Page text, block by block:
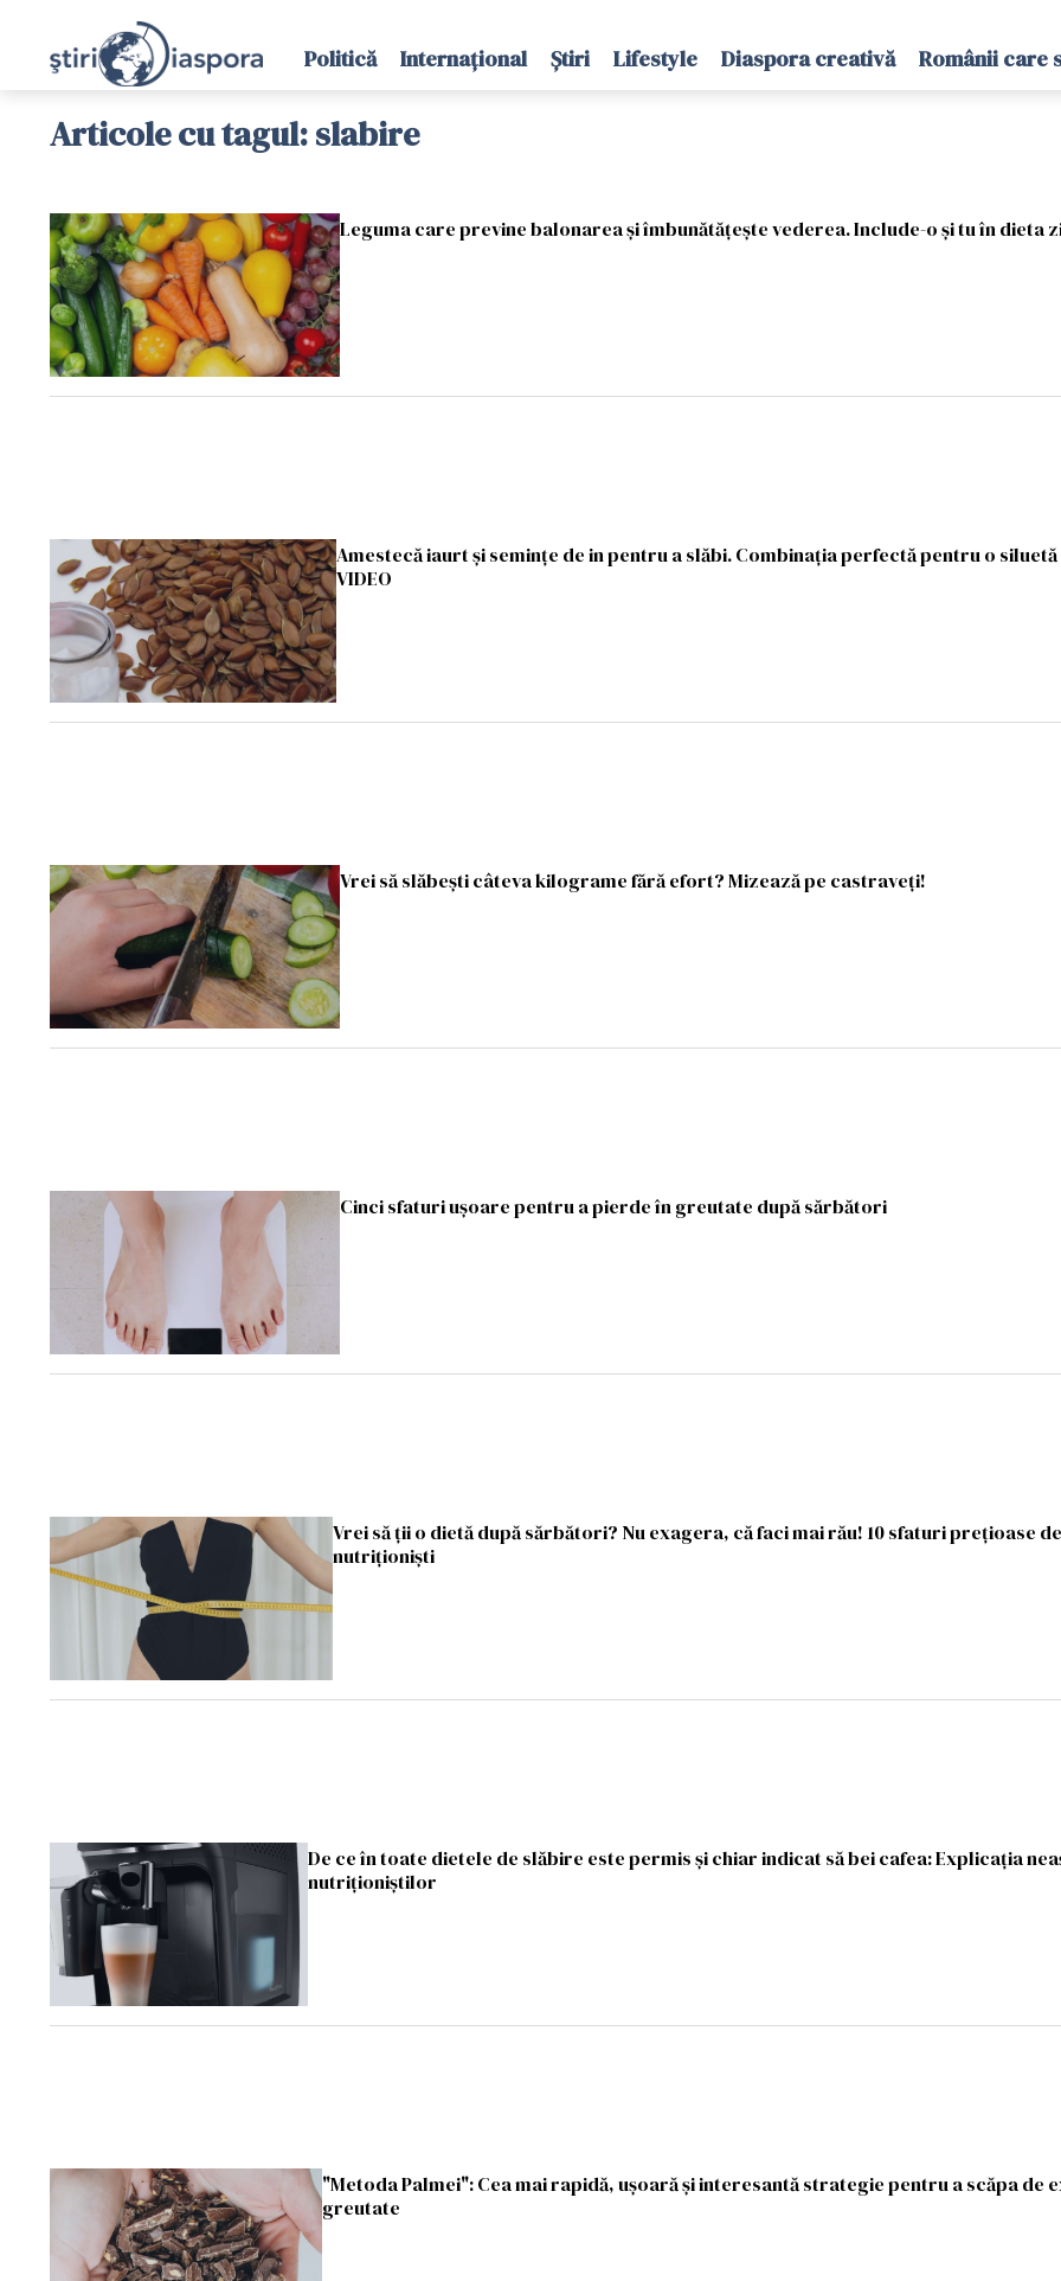
Politică Internațional Știri Lifestyle Diaspora creativă Românii care
Articole cu tagul: slabire
Leguma care previne balonarea și îmbunătățește vederea. Include-o și tu în dieta
Amestecă iaurt și semințe de in pentru a slăbi. Combinația perfectă pentru o siluetă
VIDEO
Vrei să slăbești câteva kilograme fără efort? Mizează pe castraveți!
Cinci sfaturi ușoare pentru a pierde în greutate după sărbători
Vrei să ții o dietă după sărbători? Nu exagera, că faci mai rău! 10 sfaturi prețioase
nutriționiști
De ce în toate dietele de slăbire este permis și chiar indicat să bei cafea: Explicația
nutriționiștilor
"Metoda Palmei": Cea mai rapidă, ușoară și interesantă strategie pentru a scăpa de
greutate